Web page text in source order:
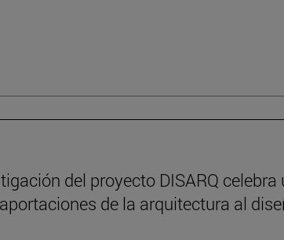
del proyecto DISARQ celebra
de la arquitectura al